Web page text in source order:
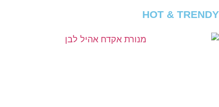
HOT & TRENDY